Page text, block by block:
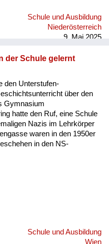
Schule und Ausbildung
Niederösterreich
9. Mai 2025
der Schule gelernt
den Unterstufen-
über den
Gymnasium
hatte den Ruf, eine Schule
Nazis im Lehrkörper
waren in den 1950er
in den NS-
Schule und Ausbildung
Wien